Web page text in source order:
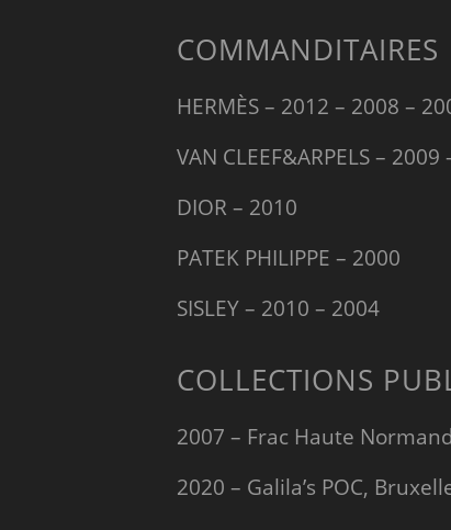
COMMANDITAIRES
HERMÈS – 2012 – 2008 –
VAN CLEEF&ARPELS – 2009
DIOR – 2010
PATEK PHILIPPE – 2000
SISLEY – 2010 – 2004
COLLECTIONS
2007 – Frac Haute
2020 – Galila’s POC,